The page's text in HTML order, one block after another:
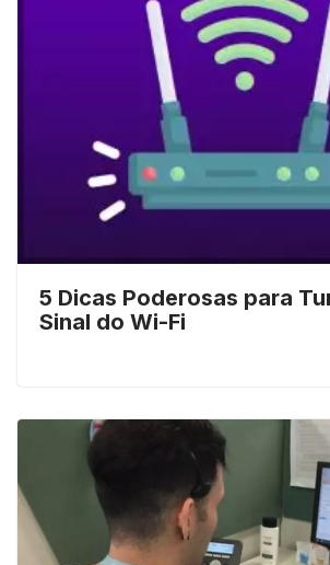
5 Dicas Poderosas para
Sinal do Wi-Fi